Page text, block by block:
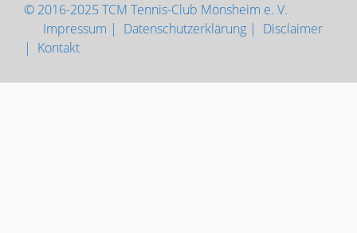
© 2016-2025 TCM Tennis-Club Mönsheim e. V.
Impressum | Datenschutzerklärung | Disclaimer
| Kontakt